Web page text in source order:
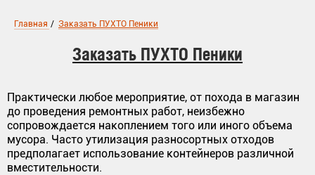
Главная / Заказать ПУХТО Пеники
Заказать ПУХТО Пеники
Практически любое мероприятие, от похода в магазин
до проведения ремонтных работ, неизбежно
сопровождается накоплением того или иного объема
мусора. Часто утилизация разносортных отходов
предполагает использование контейнеров различной
вместительности.